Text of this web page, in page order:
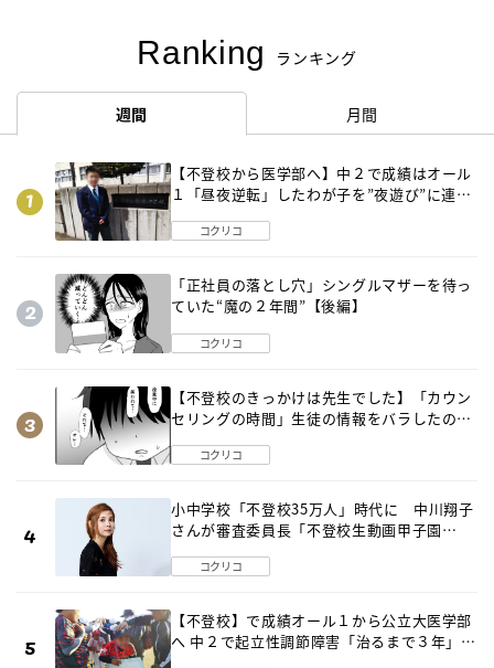
Ranking ランキング
週間 月間
【不登校から医学部へ】中２で成績はオール
１「昼夜逆転」したわが子を”夜遊び”に連れ
コクリコ
「正社員の落とし穴」シングルマザーを待っ
ていた“魔の２年間”【後編】
コクリコ
【不登校のきっかけは先生でした】「カウン
セリングの時間」生徒の情報をバラしたの
コクリコ
小中学校「不登校35万人」時代に 中川翔子
さんが審査委員長「不登校生動画甲子園
コクリコ
【不登校】で成績オール１から公立大医学部
へ 中２で起立性調節障害「治るまで３年」の